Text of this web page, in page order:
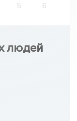
5 6
людей